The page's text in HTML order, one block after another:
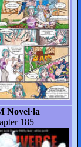
Novel·la
185